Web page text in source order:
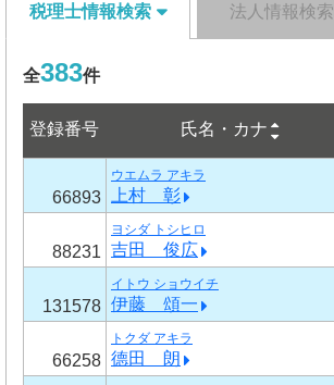
税理士情報検索 法人情報検索
全383件
登録番号 氏名・カナ
66893
ウエムラ アキラ
上村 彰
88231
ヨシダ トシヒロ
吉田 俊広
131578
イトウ ショウイチ
伊藤 頌一
66258
トクダ アキラ
德田 朗